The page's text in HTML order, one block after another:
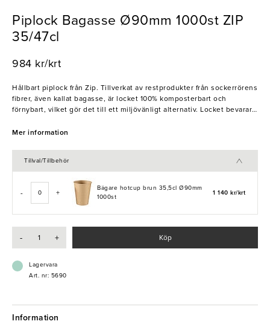
Piplock Bagasse Ø90mm 1000st ZIP
35/47cl
984 kr/krt
Hållbart piplock från Zip. Tillverkat av restprodukter från sockerrörens
fibrer, även kallat bagasse, är locket 100% komposterbart och
förnybart, vilket gör det till ett miljövänligt alternativ. Locket bevarar
att dricka under språng tack vare den lilla pipöppningen. Ett utmärkt
- Praktiskt
Mer information
Tillval/Tillbehör
- +
Bägare hotcup brun 35,5cl Ø90mm
1000st
1 140 kr/krt
- + Köp
Lagervara
Art. nr: 5690
Information